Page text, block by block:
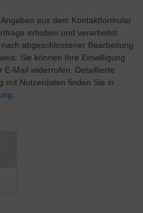
aus dem Kontaktformular
erhoben und verarbeitet
abgeschlossener Bearbeitung
Sie können Ihre Einwilligung
E-Mail widerrufen. Detaillierte
mit Nutzerdaten finden Sie in